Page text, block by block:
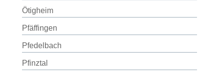
Ötigheim
Pfäffingen
Pfedelbach
Pfinztal